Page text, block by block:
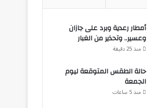
أمطار رعدية وبرد على جازان
وعسير.. وتحذير من الغبار
منذ 25 دقيقة
حالة الطقس المتوقعة ليوم
الجمعة
منذ 5 ساعات